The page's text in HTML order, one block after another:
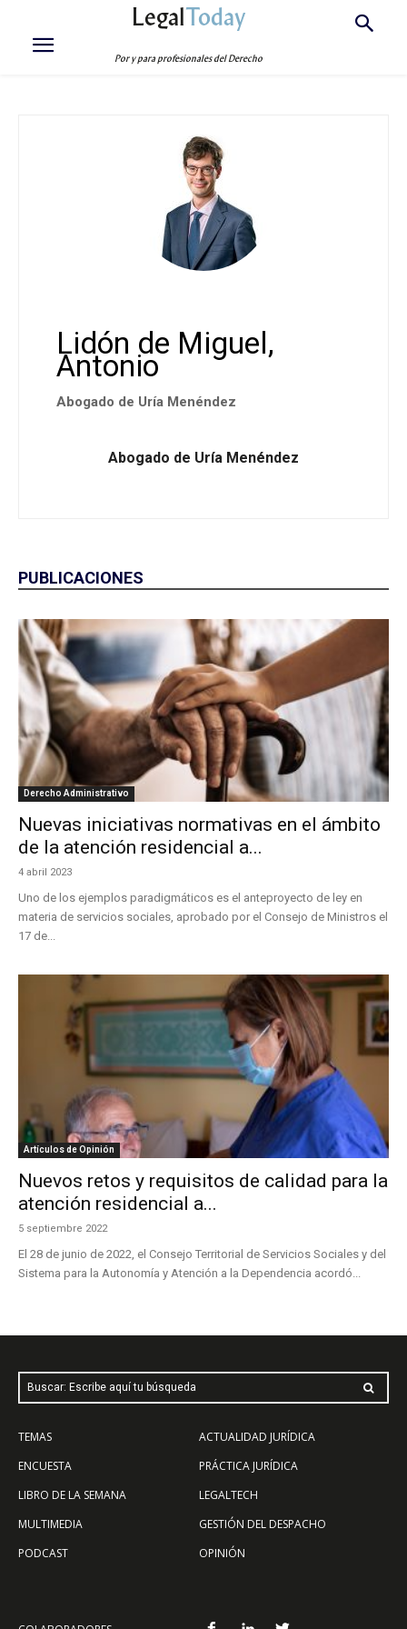
LegalToday
Por y para profesionales del Derecho
Lidón de Miguel,
Antonio
Abogado de Uría Menéndez
Abogado de Uría Menéndez
PUBLICACIONES
Derecho Administrativo
Nuevas iniciativas normativas en el ámbito
de la atención residencial a...
4 abril 2023
Uno de los ejemplos paradigmáticos es el anteproyecto de ley en
materia de servicios sociales, aprobado por el Consejo de Ministros el
17 de...
Artículos de Opinión
Nuevos retos y requisitos de calidad para la
atención residencial a...
5 septiembre 2022
El 28 de junio de 2022, el Consejo Territorial de Servicios Sociales y del
Sistema para la Autonomía y Atención a la Dependencia acordó...
Buscar: Escribe aquí tu búsqueda
TEMAS
ENCUESTA
LIBRO DE LA SEMANA
MULTIMEDIA
PODCAST
ACTUALIDAD JURÍDICA
PRÁCTICA JURÍDICA
LEGALTECH
GESTIÓN DEL DESPACHO
OPINIÓN